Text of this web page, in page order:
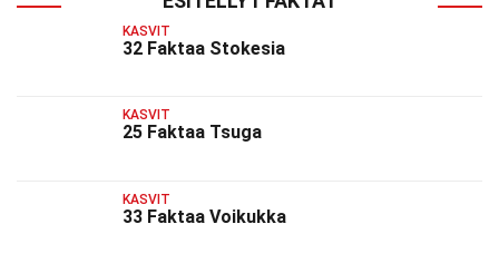
KASVIT
32 Faktaa Stokesia
KASVIT
25 Faktaa Tsuga
KASVIT
33 Faktaa Voikukka